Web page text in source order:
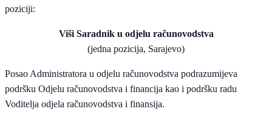
poziciji:
Viši Saradnik u odjelu računovodstva
(jedna pozicija, Sarajevo)
Posao Administratora u odjelu računovodstva podrazumijeva
podršku Odjelu računovodstva i financija kao i podršku radu
Voditelja odjela računovodstva i finansija.